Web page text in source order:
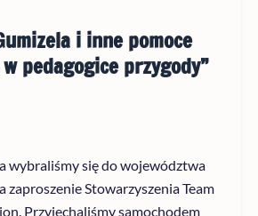
i inne pomoce
pedagogice przygody”
wybraliśmy się do województwa
zaproszenie Stowarzyszenia Team
Przyjechaliśmy samochodem